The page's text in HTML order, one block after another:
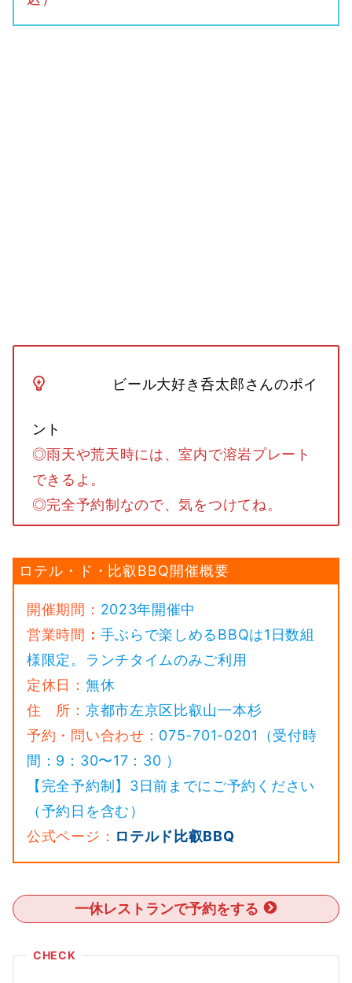
ビール大好き呑太郎さんのポイ
ント
◎雨天や荒天時には、室内で溶岩プレート
できるよ。
◎完全予約制なので、気をつけてね。
ロテル・ド・比叡BBQ開催概要
開催期間： 2023年開催中
営業時間 ： 手ぶらで楽しめるBBQは1日数組
様限定。ランチタイムのみご利用
定休日： 無休
住 所： 京都市左京区比叡山一本杉
予約・問い合わせ： 075-701-0201（受付時
間：9：30〜17：30 ）
【完全予約制】3日前までにご予約ください
（予約日を含む）
公式ページ： ロテルド比叡BBQ
一休レストランで予約をする